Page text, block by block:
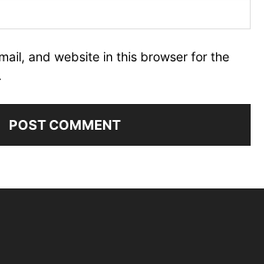
and website in this browser for the